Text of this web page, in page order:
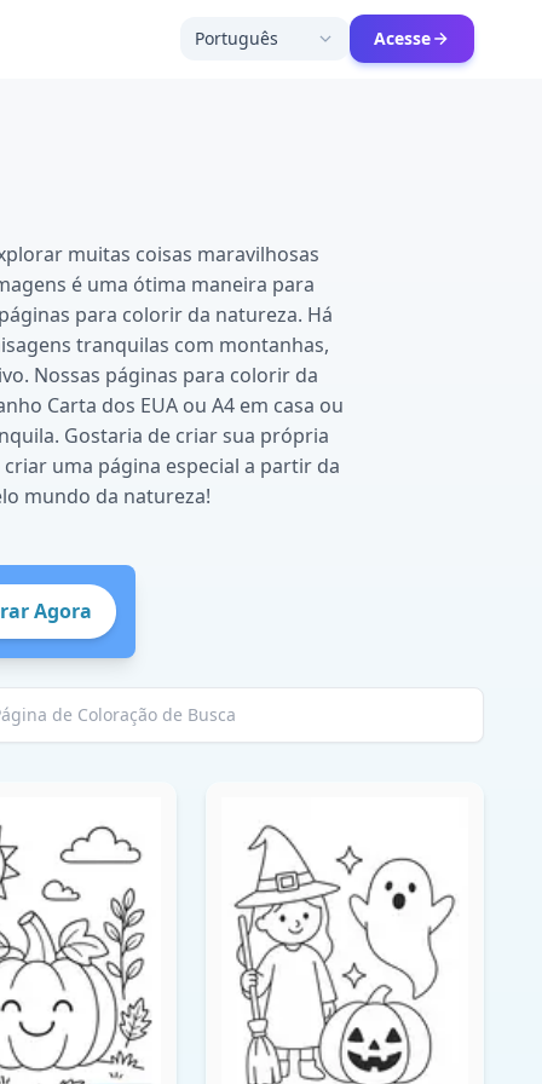
Português Acesse
muitas coisas maravilhosas
é uma ótima maneira para
para colorir da natureza. Há
tranquilas com montanhas,
Nossas páginas para colorir da
Carta dos EUA ou A4 em casa ou
Gostaria de criar sua própria
uma página especial a partir da
mundo da natureza!
Agora